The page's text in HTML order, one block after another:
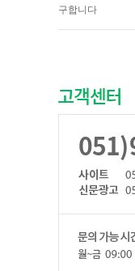
구합니다